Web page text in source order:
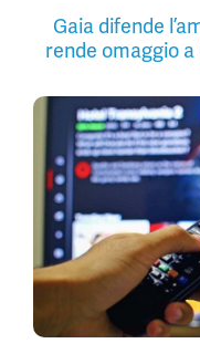
Gaia difende
rende omaggio